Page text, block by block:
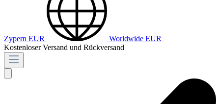
Zypern EUR Worldwide EUR
Kostenloser Versand und Rückversand